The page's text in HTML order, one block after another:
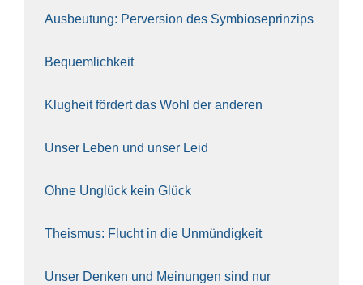
Aus­beu­tung: Per­ver­si­on des Sym­bio­se­prin­zips
Bequem­lich­keit
Klug­heit för­dert das Wohl der ande­ren
Unser Leben und unser Leid
Ohne Unglück kein Glück
The­is­mus: Flucht in die Unmün­dig­keit
Unser Den­ken und Mei­nun­gen sind nur